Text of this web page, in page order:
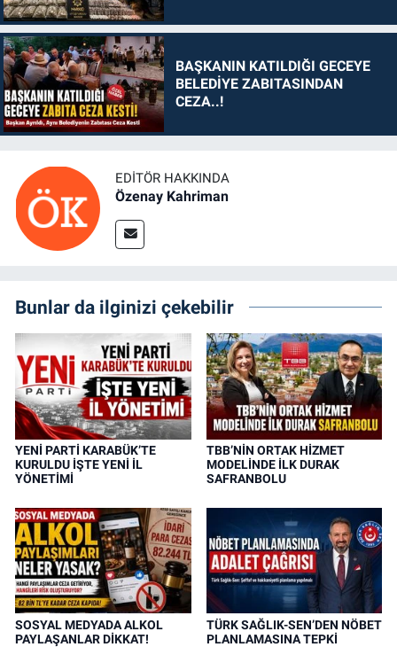
BAŞKANIN KATILDIĞI GECEYE
BELEDİYE ZABITASINDAN
CEZA..!
EDITÖR HAKKINDA
Özenay Kahriman
Bunlar da ilginizi çekebilir
YENİ PARTİ KARABÜK’TE
KURULDU İŞTE YENİ İL
YÖNETİMİ
TBB’NİN ORTAK HİZMET
MODELİNDE İLK DURAK
SAFRANBOLU
SOSYAL MEDYADA ALKOL
PAYLAŞANLAR DİKKAT!
TÜRK SAĞLIK-SEN’DEN NÖBET
PLANLAMASINA TEPKİ